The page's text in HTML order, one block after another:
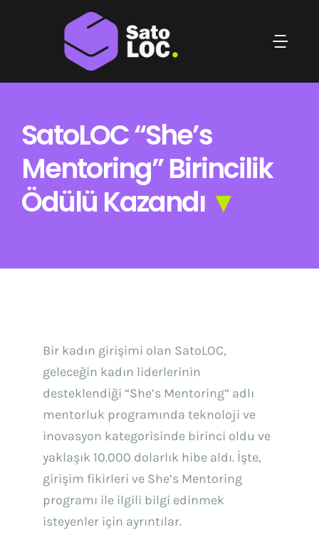
SatoLOC Hakkında
Çeviri Çözümleri
Türkçe
SatoLOC “She’s
Mentoring” Birincilik
Ödülü Kazandı ▼
Bir kadın girişimi olan SatoLOC,
geleceğin kadın liderlerinin
desteklendiği “She’s Mentoring” adlı
mentorluk programında teknoloji ve
inovasyon kategorisinde birinci oldu ve
yaklaşık 10.000 dolarlık hibe aldı. İşte,
girişim fikirleri ve She’s Mentoring
programı ile ilgili bilgi edinmek
isteyenler için ayrıntılar.